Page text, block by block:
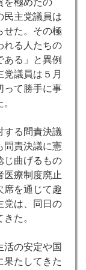
を極めたの
民主党議員は
せた。その極
れる人たちの
る」と異例
議員は５月
って勝手に事
する問責決議
問責決議に憲
じ曲げるもの
医療制度廃止
席を通じて趣
党は、同日の
た。
の安定や国
果たしてきた